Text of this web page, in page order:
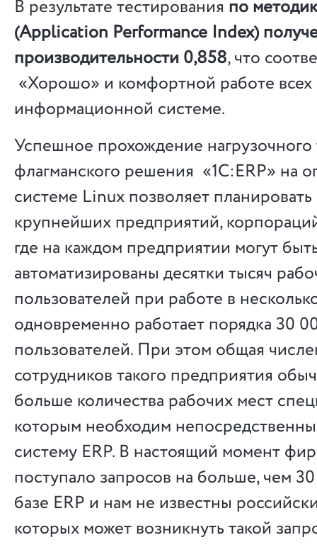
В результате тестирования по
(Application Performance Index)
производительности 0,858, что
«Хорошо» и комфортной работе всех
информационной системе.
Успешное прохождение нагрузочного
флагманского решения «1С:ERP» на
системе Linux позволяет
крупнейших предприятий,
где на каждом предприятии могут
автоматизированы десятки тысяч
пользователей при работе в
одновременно работает порядка 30
пользователей. При этом общая
сотрудников такого предприятия
больше количества рабочих мест
которым необходим
систему ERP. В настоящий момент
поступало запросов на больше, чем
базе ERP и нам не известны
которых может возникнуть такой